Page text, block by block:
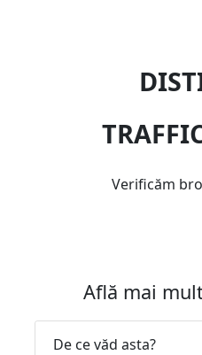
Verificăm
Află mai
De ce văd asta?